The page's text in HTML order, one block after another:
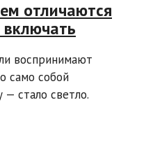
отличаются
воспринимают
само собой
стало светло.